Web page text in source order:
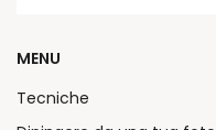
MENU
Tecniche